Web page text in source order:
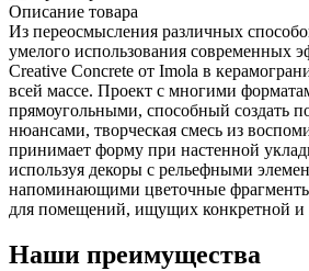
Описание товара
Из переосмысления различных
умелого использования современных
Creative Concrete от Imola в
всей массе. Проект с многими
прямоугольными, способный создать
нюансами, творческая смесь из
принимает форму при настенной
используя декоры с рельефными
напоминающими цветочные
для помещений, ищущих конкретной
Наши преимущества